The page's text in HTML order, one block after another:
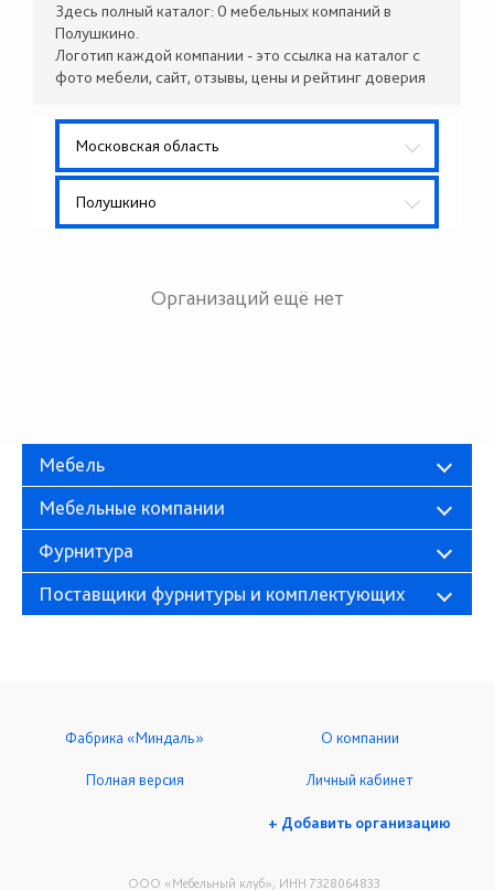
Здесь полный каталог: 0 мебельных компаний в
Полушкино.
Логотип каждой компании - это ссылка на каталог с
фото мебели, сайт, отзывы, цены и рейтинг доверия
Московская область
Полушкино
Организаций ещё нет
Мебель
Мебельные компании
Фурнитура
Поставщики фурнитуры и комплектующих
ООО «Мебельный клуб», ИНН 7328064833
Фабрика «Миндаль» О компании
Полная версия Личный кабинет
+ Добавить организацию